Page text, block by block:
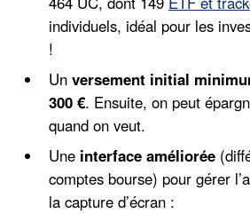
individuels, idéal pour les
!
Un versement initial
300 €. Ensuite, on peut
quand on veut.
Une interface améliorée
comptes bourse) pour gérer
la capture d’écran :